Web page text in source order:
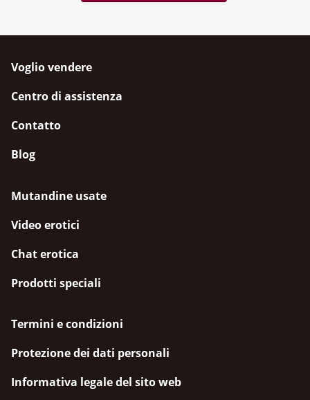
Voglio vendere
Centro di assistenza
Contatto
Blog
Mutandine usate
Video erotici
Chat erotica
Prodotti speciali
Termini e condizioni
Protezione dei dati personali
Informativa legale del sito web